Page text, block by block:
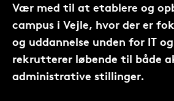
Vær med til at etablere og
campus i Vejle, hvor der er
og uddannelse unden for IT og
rekrutterer løbende til både
administrative stillinger.